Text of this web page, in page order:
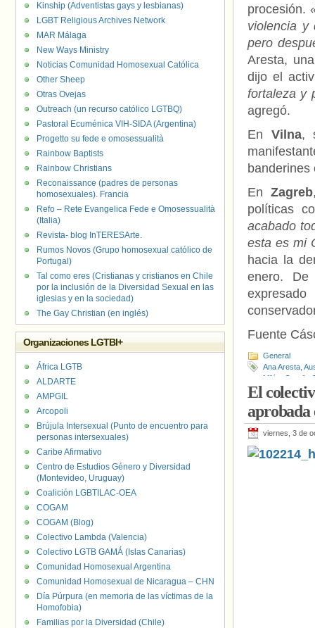
procesión.
violencia y
pero
Aresta,
dijo el
fortaleza y
agregó.
En Vilna,
En Zagreb
políticas
acabado
esta es mi
hacia la
enero. De
Fuente
General
Ana Aresta
Milán
Orgullo
Treviso,
El
aprobada
viernes, 3 de
Kinship (Adventistas gays y lesbianas)
LGBT Religious Archives Network
MAR Málaga
New Ways Ministry
Noticias Comunidad Homosexual Católica
Other Sheep
Otras Ovejas
Outreach (un recurso católico LGTBQ)
Pastoral Ecuménica VIH-SIDA (Argentina)
Progetto su fede e omosessualità
Rainbow Baptists
Rainbow Christians
Reconaissance (padres de personas
homosexuales). Francia
Refo – Rete Evangelica Fede e Omosessualità
(Italia)
Revista- blog InTERESArte.
Rumos Novos (Grupo homosexual católico de
Portugal)
Tal como eres (Cristianas y cristianos en Chile
por la inclusión de la Diversidad Sexual en las
iglesias y en la sociedad)
The Gay Christian (en inglés)
Organizaciones LGTBI+
África LGTB
ALDARTE
AMPGIL
Arcopoli
Brújula Intersexual (Punto de encuentro para
personas intersexuales)
Caribe Afirmativo
Centro de Estudios Género y Diversidad
(Montevideo, Uruguay)
Coalición LGBTILAC-OEA
COGAM
COGAM (Blog)
Colectivo Lambda (Valencia)
Colectivo LGTB GAMÁ (Islas Canarias)
Comunidad Homosexual Argentina
Comunidad Homosexual de Nicaragua – CHN
Día Púrpura (en memoria de las víctimas de la
Homofobia)
Familias por la Diversidad (Chile)